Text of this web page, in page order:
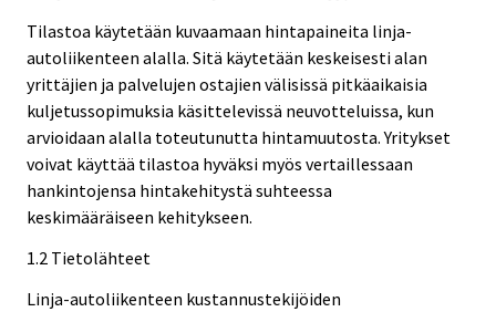
Tilastoa käytetään kuvaamaan hintapaineita linja-
autoliikenteen alalla. Sitä käytetään keskeisesti alan
yrittäjien ja palvelujen ostajien välisissä pitkäaikaisia
kuljetussopimuksia käsittelevissä neuvotteluissa, kun
arvioidaan alalla toteutunutta hintamuutosta. Yritykset
voivat käyttää tilastoa hyväksi myös vertaillessaan
hankintojensa hintakehitystä suhteessa
keskimääräiseen kehitykseen.
1.2 Tietolähteet
Linja-autoliikenteen kustannustekijöiden